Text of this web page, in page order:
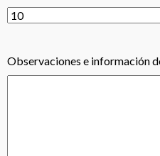
Observaciones e información